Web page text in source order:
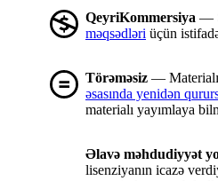
QeyriKommersiya —
məqsədləri üçün
Törəməsiz — Materialı
əsasında yenidən
materialı yayımlaya
Əlavə məhdudiyyət
lisenziyanın icazə